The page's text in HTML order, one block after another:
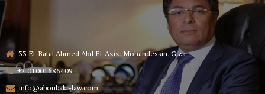
33 El-Batal Ahmed Abd El-Aziz, Mohandessin, Giza
+2 01001686409
info@aboubakr-law.com